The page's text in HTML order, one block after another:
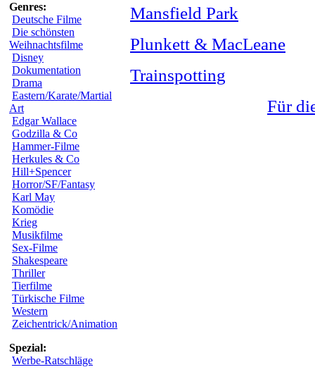
Genres:
Deutsche Filme
Die schönsten
Weihnachtsfilme
Disney
Dokumentation
Drama
Eastern/Karate/Martial
Art
Edgar Wallace
Godzilla & Co
Hammer-Filme
Herkules & Co
Hill+Spencer
Horror/SF/Fantasy
Karl May
Komödie
Krieg
Musikfilme
Sex-Filme
Shakespeare
Thriller
Tierfilme
Türkische Filme
Western
Zeichentrick/Animation
Spezial:
Werbe-Ratschläge
Mansfield Park
Plunkett & MacLeane
Trainspotting
Für